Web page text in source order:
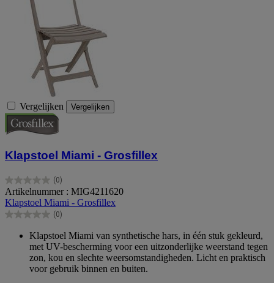
Vergelijken Vergelijken
Klapstoel Miami - Grosfillex
(0)
0.0
van
de
5
Artikelnummer : MIG4211620
Klapstoel Miami - Grosfillex
(0)
0.0
sterren.
Klapstoel Miami van synthetische hars, in één stuk gekleurd,
met UV-bescherming voor een uitzonderlijke weerstand tegen
zon, kou en slechte weersomstandigheden. Licht en praktisch
voor gebruik binnen en buiten.